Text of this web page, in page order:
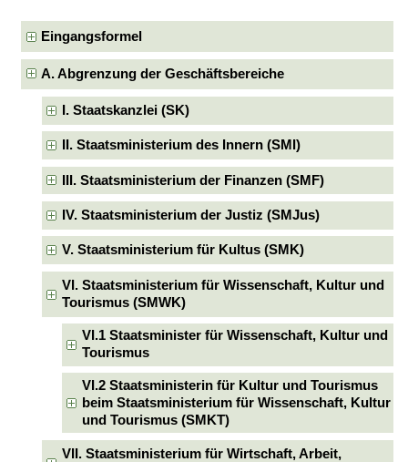
Eingangsformel
A. Abgrenzung der Geschäftsbereiche
I. Staatskanzlei (SK)
II. Staatsministerium des Innern (SMI)
III. Staatsministerium der Finanzen (SMF)
IV. Staatsministerium der Justiz (SMJus)
V. Staatsministerium für Kultus (SMK)
VI. Staatsministerium für Wissenschaft, Kultur und
Tourismus (SMWK)
VI.1 Staatsminister für Wissenschaft, Kultur und
Tourismus
VI.2 Staatsministerin für Kultur und Tourismus
beim Staatsministerium für Wissenschaft, Kultur
und Tourismus (SMKT)
VII. Staatsministerium für Wirtschaft, Arbeit,